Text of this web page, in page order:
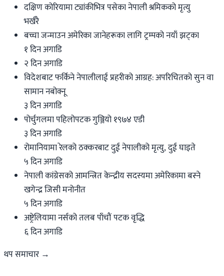
दक्षिण कोरियामा ट्यांकीभित्र पसेका नेपाली श्रमिकको मृत्यु
भर्खरै
बच्चा जन्माउन अमेरिका जानेहरूका लागि ट्रम्पको नयाँ झट्का
१ दिन अगाडि
२ दिन अगाडि
विदेशबाट फर्किने नेपालीलाई प्रहरीको आग्रह: अपरिचितको सुन वा
सामान नबोक्नू
३ दिन अगाडि
पोर्चुगलमा पहिलोपटक गुञ्जियो १९७४ एडी
३ दिन अगाडि
रोमानियामा रेलको ठक्करबाट दुई नेपालीको मृत्यु, दुई घाइते
५ दिन अगाडि
नेपाली कांग्रेसको आमन्त्रित केन्द्रीय सदस्यमा अमेरिकामा बस्ने
खगेन्द्र जिसी मनोनीत
५ दिन अगाडि
अष्ट्रेलियामा नर्सको तलब पाँचौं पटक वृद्धि
६ दिन अगाडि
थप समाचार →